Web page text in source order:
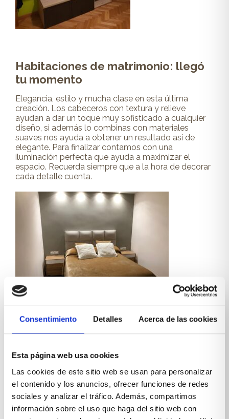
Consentimiento Detalles Acerca de las cookies
Esta página web usa cookies
Las cookies de este sitio web se usan para personalizar
el contenido y los anuncios, ofrecer funciones de redes
sociales y analizar el tráfico. Además, compartimos
información sobre el uso que haga del sitio web con
Habitaciones de matrimonio: llegó
tu momento
Elegancia, estilo y mucha clase en esta última
creación. Los cabeceros con textura y relieve
ayudan a dar un toque muy sofisticado a cualquier
diseño, si además lo combinas con materiales
suaves nos ayuda a obtener un resultado así de
elegante. Para finalizar contamos con una
iluminación perfecta que ayuda a maximizar el
espacio. Recuerda siempre que a la hora de decorar
cada detalle cuenta.
Otra de nuestras últimas creaciones tenía un claro
objetivo: almacenaje. Por ello contamos en su
un canapé perfectamente organizado. El uso de
colores neutros y naturales ayuda a dar mayor
sensación de amplitud y no saturar el espacio.